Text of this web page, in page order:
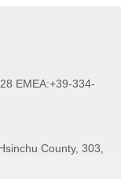
EMEA:+39-334-
County, 303,